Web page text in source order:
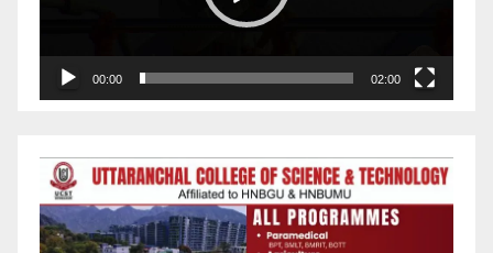
00:00 02:00